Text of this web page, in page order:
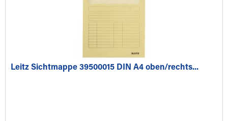
Leitz Sichtmappe 39500015 DIN A4 oben/rechts...